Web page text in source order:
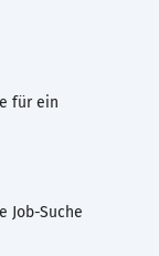
für ein
Job-Suche